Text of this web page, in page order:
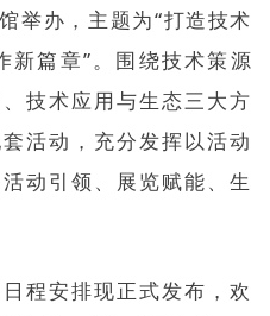
举办，主题为“打造技术
新篇章”。围绕技术策源
技术应用与生态三大方
活动，充分发挥以活动
动引领、展览赋能、生
程安排现正式发布，欢